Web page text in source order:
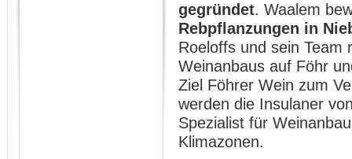
gegründet. Waalem
Rebpflanzungen in
Roeloffs und sein Team
Weinanbaus auf Föhr
Ziel Föhrer Wein zum
werden die Insulaner
Spezialist für
Klimazonen.